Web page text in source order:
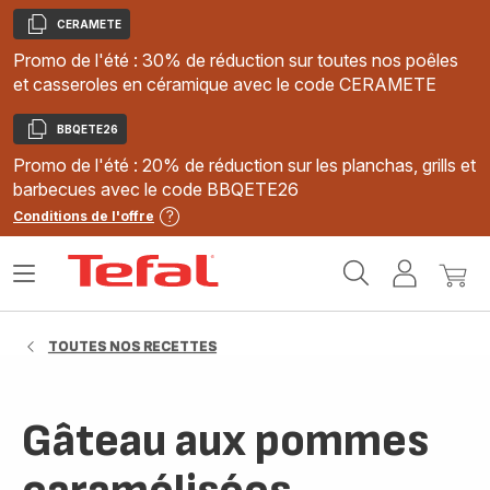
Copier
CERAMETE
Promo de l'été : 30% de réduction sur toutes nos poêles
et casseroles en céramique avec le code CERAMETE
Copier
BBQETE26
Promo de l'été : 20% de réduction sur les planchas, grills et
barbecues avec le code BBQETE26
Conditions de l'offre
MonMon
Ouvrir
TOUTES NOS RECETTES
Gâteau aux pommes